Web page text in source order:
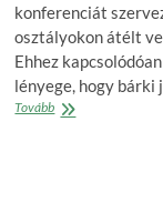
konferenciát
osztályokon átélt
Ehhez
lényege, hogy bárki
TovábbVeszteségélmények